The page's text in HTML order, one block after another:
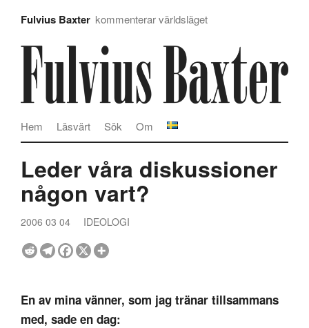
Fulvius Baxter kommenterar världsläget
Om
Sök
Läsvärt
Hem
Leder våra diskussioner
någon vart?
2006 03 04 IDEOLOGI
En av mina vänner, som jag tränar tillsammans
med, sade en dag: